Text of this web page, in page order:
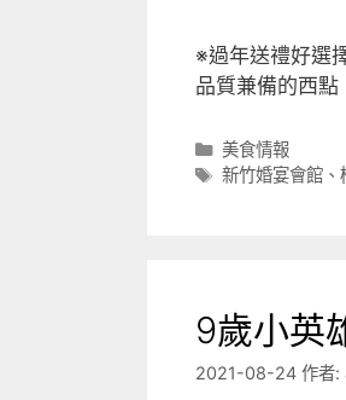
※過年送禮好選
品質兼備的西
分
類
美食情報
標
新竹婚宴會館、
9歲小英
2021-08-24 作者: